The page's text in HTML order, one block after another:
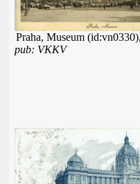
Praha, Museum
pub: VKKV